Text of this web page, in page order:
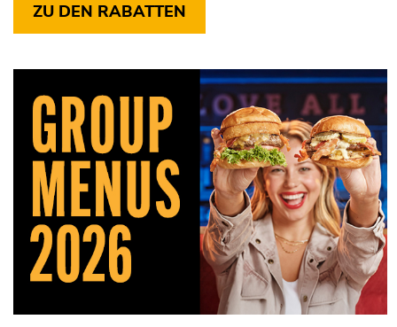
ZU DEN RABATTEN